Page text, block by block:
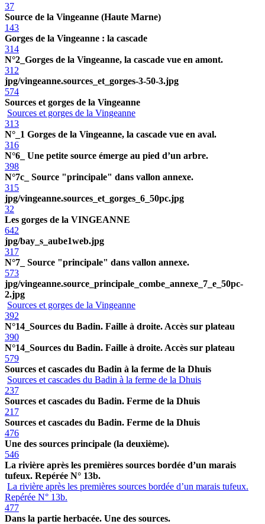
37
Source de la Vingeanne (Haute Marne)
143
Gorges de la Vingeanne : la cascade
314
N°2_Gorges de la Vingeanne, la cascade vue en amont.
312
jpg/vingeanne.sources_et_gorges-3-50-3.jpg
574
Sources et gorges de la Vingeanne
Sources et gorges de la Vingeanne
313
N°_1 Gorges de la Vingeanne, la cascade vue en aval.
316
N°6_ Une petite source émerge au pied d’un arbre.
398
N°7c_ Source "principale" dans vallon annexe.
315
jpg/vingeanne.sources_et_gorges_6_50pc.jpg
32
Les gorges de la VINGEANNE
642
jpg/bay_s_aube1web.jpg
317
N°7_ Source "principale" dans vallon annexe.
573
jpg/vingeanne.source_principale_combe_annexe_7_e_50pc-
2.jpg
Sources et gorges de la Vingeanne
392
N°14_Sources du Badin. Faille à droite. Accès sur plateau
390
N°14_Sources du Badin. Faille à droite. Accès sur plateau
579
Sources et cascades du Badin à la ferme de la Dhuis
Sources et cascades du Badin à la ferme de la Dhuis
237
Sources et cascades du Badin. Ferme de la Dhuis
217
Sources et cascades du Badin. Ferme de la Dhuis
476
Une des sources principale (la deuxième).
546
La rivière après les premières sources bordée d’un marais
tufeux. Repérée N° 13b.
La rivière après les premières sources bordée d’un marais tufeux.
Repérée N° 13b.
477
Dans la partie herbacée. Une des sources.